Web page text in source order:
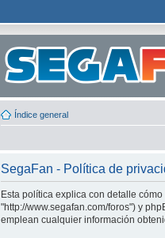
Índice general
SegaFan - Política de
Esta política explica con detalle
"http://www.segafan.com/foros") y
emplean cualquier información